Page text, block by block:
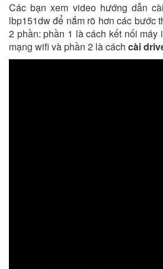
Các bạn xem video hướng dẫn
lbp151dw để nắm rõ hơn các bước
2 phần: phần 1 là cách kết nối máy
mạng wifi và phần 2 là cách cài